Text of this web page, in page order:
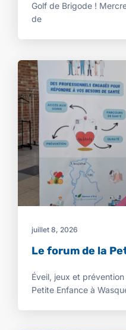
Golf de Brigode !
de
juillet 8, 2026
Le forum de la
Éveil, jeux et
Petite Enfance à